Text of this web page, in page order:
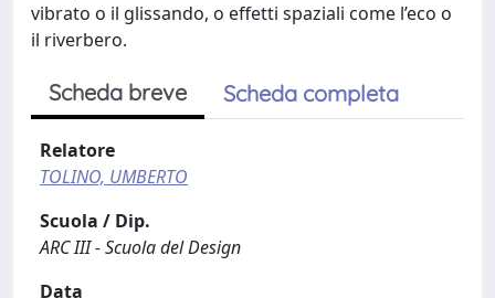
vibrato o il glissando, o effetti spaziali come l’eco o
il riverbero.
Scheda breve Scheda completa
Relatore
TOLINO, UMBERTO
Scuola / Dip.
ARC III - Scuola del Design
Data